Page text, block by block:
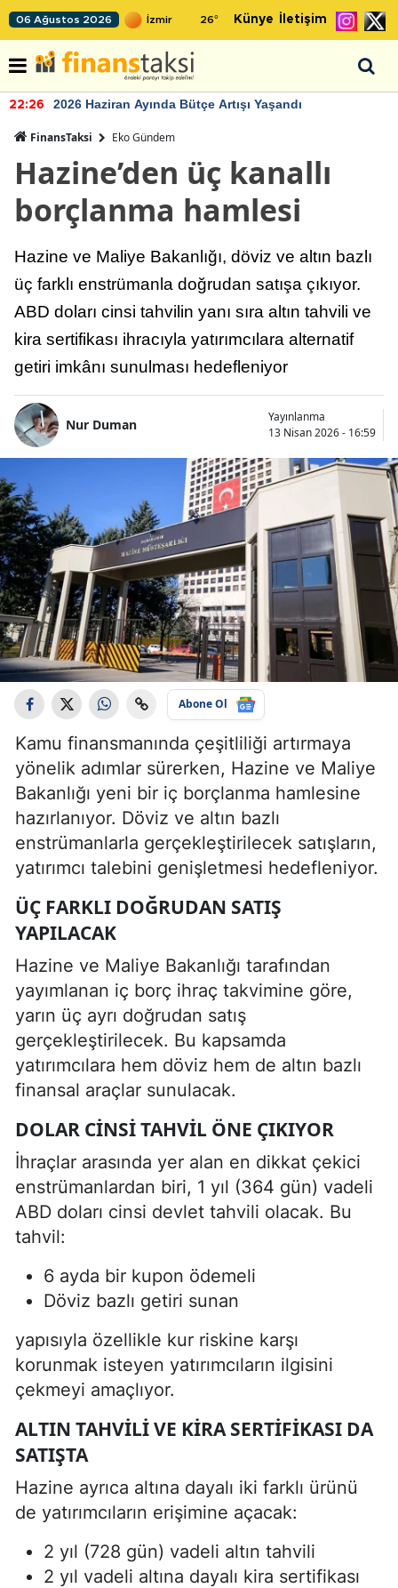
06 Ağustos 2026 26° Künye İletişim
22:26 2026 Haziran Ayında Bütçe Artışı Yaşandı
FinansTaksi Eko Gündem
Hazine’den üç kanallı
borçlanma hamlesi
Hazine ve Maliye Bakanlığı, döviz ve altın bazlı
üç farklı enstrümanla doğrudan satışa çıkıyor.
ABD doları cinsi tahvilin yanı sıra altın tahvili ve
kira sertifikası ihracıyla yatırımcılara alternatif
getiri imkânı sunulması hedefleniyor
Nur Duman
Yayınlanma
13 Nisan 2026 - 16:59
Abone Ol
Kamu finansmanında çeşitliliği artırmaya
yönelik adımlar sürerken, Hazine ve Maliye
Bakanlığı yeni bir iç borçlanma hamlesine
hazırlanıyor. Döviz ve altın bazlı
enstrümanlarla gerçekleştirilecek satışların,
yatırımcı talebini genişletmesi hedefleniyor.
ÜÇ FARKLI DOĞRUDAN SATIŞ
YAPILACAK
Hazine ve Maliye Bakanlığı tarafından
yayımlanan iç borç ihraç takvimine göre,
yarın üç ayrı doğrudan satış
gerçekleştirilecek. Bu kapsamda
yatırımcılara hem döviz hem de altın bazlı
finansal araçlar sunulacak.
DOLAR CINSI TAHVIL ÖNE ÇIKIYOR
İhraçlar arasında yer alan en dikkat çekici
enstrümanlardan biri, 1 yıl (364 gün) vadeli
ABD doları cinsi devlet tahvili olacak. Bu
tahvil:
6 ayda bir kupon ödemeli
Döviz bazlı getiri sunan
yapısıyla özellikle kur riskine karşı
korunmak isteyen yatırımcıların ilgisini
çekmeyi amaçlıyor.
ALTIN TAHVILI VE KIRA SERTIFIKASI DA
SATIŞTA
Hazine ayrıca altına dayalı iki farklı ürünü
de yatırımcıların erişimine açacak:
2 yıl (728 gün) vadeli altın tahvili
2 yıl vadeli altına dayalı kira sertifikası